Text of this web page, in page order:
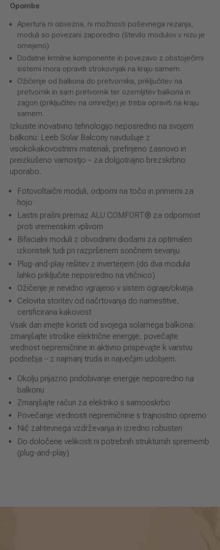
Opombe
Apertura ni obvezna, ni možnosti poševnega rezanja,
moduli so povezani zaporedno (število modulov v nizu je
omejeno)
Dodatne krmilne komponente in povezavo z obstoječimi
sistemi mora opraviti strokovnjak na kraju samem.
Ožičenje od balkona do pretvornika, priključitev na
pretvornik in sam pretvornik ter ozemljitev balkona in
zagon (priključitev na omrežje) je treba opraviti na kraju
samem.
Izkusite inovativno tehnologijo neposredno na svojem
balkonu: Leeb Solar Balcony navdušuje z
visokokakovostnimi materiali, prefinjeno zasnovo in
preizkušeno varnostjo – za dolgotrajno brezskrbno
uporabo.
Fotovoltaični moduli, odporni na točo in primerni za
hojo
Lastni prašni premaz ALU COMFORT® za odpornost
proti vremenskim vplivom
Bifacialni moduli z obvodnimi diodami za optimalen
izkoristek tudi pri razpršenem sončnem sevanju
Plug-and-play rešitev z inverterjem (do dva modula
lahko priključite neposredno na vtičnico)
Ožičenje je nevidno vgrajeno v sistem ograje/okvirja
Celovita storitev od načrtovanja do namestitve,
certificirana kakovost
Vsak dan imejte koristi od svojega solarnega balkona:
zmanjšajte stroške električne energije, povečajte
vrednost nepremičnine in aktivno prispevajte k varstvu
podnebja – z najmanj truda in največjim udobjem.
Okolju prijazno pridobivanje energije neposredno na
balkonu
Zmanjšajte račun za elektriko s samooskrbo
Povečanje vrednosti nepremičnine s trajnostno opremo
Nič zahtevnega vzdrževanja in izredno robusten
Do določene velikosti ni potrebnih strukturnih sprememb
(plug-and-play)